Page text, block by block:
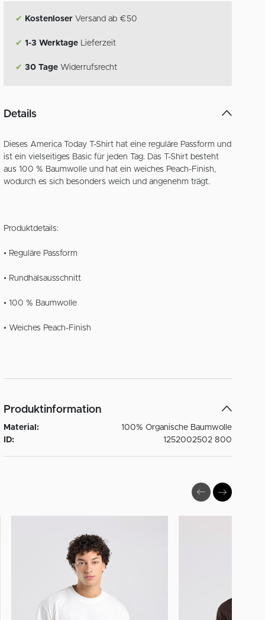
✔ Kostenloser Versand ab €50
✔ 1-3 Werktage Lieferzeit
✔ 30 Tage Widerrufsrecht
Details
Dieses America Today T-Shirt hat eine reguläre Passform und
ist ein vielseitiges Basic für jeden Tag. Das T-Shirt besteht
aus 100 % Baumwolle und hat ein weiches Peach-Finish,
wodurch es sich besonders weich und angenehm trägt.
Produktdetails:
• Reguläre Passform
• Rundhalsausschnitt
• 100 % Baumwolle
• Weiches Peach-Finish
Produktinformation
Material:
100% Organische Baumwolle
ID:
1252002502 800